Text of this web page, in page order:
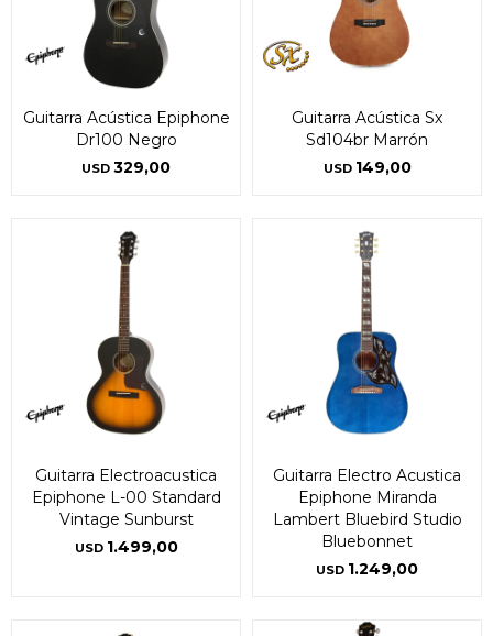
Guitarra Acústica Epiphone
Dr100 Negro
USD 329,00
Guitarra Acústica Sx
Sd104br Marrón
USD 149,00
Guitarra Electroacustica
Epiphone L-00 Standard
Vintage Sunburst
USD 1.499,00
Guitarra Electro Acustica
Epiphone Miranda
Lambert Bluebird Studio
Bluebonnet
USD 1.249,00